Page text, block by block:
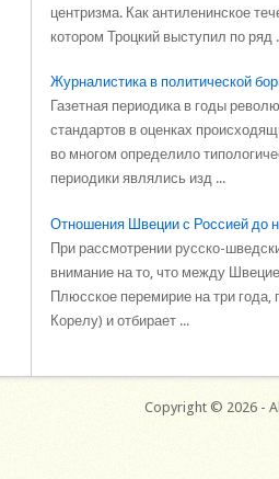
центризма. Как антиленинское
котором Троцкий выступил по ряд
Журналистика в политической
Газетная периодика в годы
стандартов в оценках
во многом определило
периодики являлись изд ...
Отношения Швеции с Россией до
При рассмотрении русско-
внимание на то, что между
Плюсское перемирие на три года,
Корелу) и отбирает ...
Copyright © 2026 -